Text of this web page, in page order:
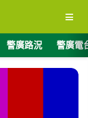
≡
警廣路況 警廣電